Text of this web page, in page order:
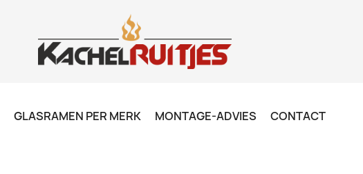
GLASRAMEN PER MERK MONTAGE-ADVIES CONTACT